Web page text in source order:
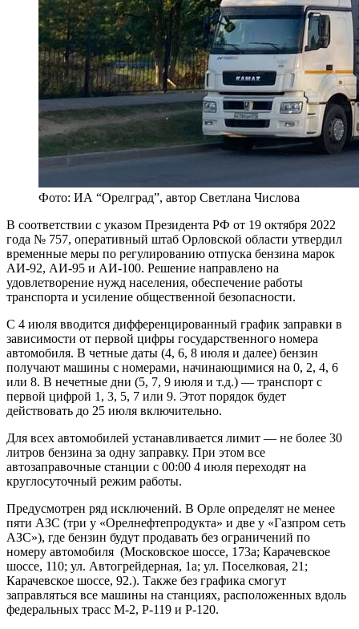
Фото: ИА “Орелград”, автор Светлана Числова
В соответствии с указом Президента РФ от 19 октября 2022
года № 757, оперативный штаб Орловской области утвердил
временные меры по регулированию отпуска бензина марок
АИ-92, АИ-95 и АИ-100. Решение направлено на
удовлетворение нужд населения, обеспечение работы
транспорта и усиление общественной безопасности.
С 4 июля вводится дифференцированный график заправки в
зависимости от первой цифры государственного номера
автомобиля. В четные даты (4, 6, 8 июля и далее) бензин
получают машины с номерами, начинающимися на 0, 2, 4, 6
или 8. В нечетные дни (5, 7, 9 июля и т.д.) — транспорт с
первой цифрой 1, 3, 5, 7 или 9. Этот порядок будет
действовать до 25 июля включительно.
Для всех автомобилей устанавливается лимит — не более 30
литров бензина за одну заправку. При этом все
автозаправочные станции с 00:00 4 июля переходят на
круглосуточный режим работы.
Предусмотрен ряд исключений. В Орле определят не менее
пяти АЗС (три у «Орелнефтепродукта» и две у «Газпром сеть
АЗС»), где бензин будут продавать без ограничений по
номеру автомобиля (Московское шоссе, 173а; Карачевское
шоссе, 110; ул. Автогрейдерная, 1а; ул. Поселковая, 21;
Карачевское шоссе, 92.). Также без графика смогут
заправляться все машины на станциях, расположенных вдоль
федеральных трасс М-2, Р-119 и Р-120.